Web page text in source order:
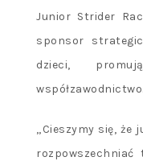
Junior Strider
sponsor
dzieci,
współzawodnictwo.
„Cieszymy się, że
rozpowszechniać